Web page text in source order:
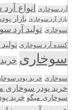
آرد سوخاری انواع
بازار آرد سوخاری بازار
سوخاری تولید آرد
کننده آرد سوخاری
سوخاری
سوخاری خرید
خرید پودر سوخاری
سوخاری میگو خرید